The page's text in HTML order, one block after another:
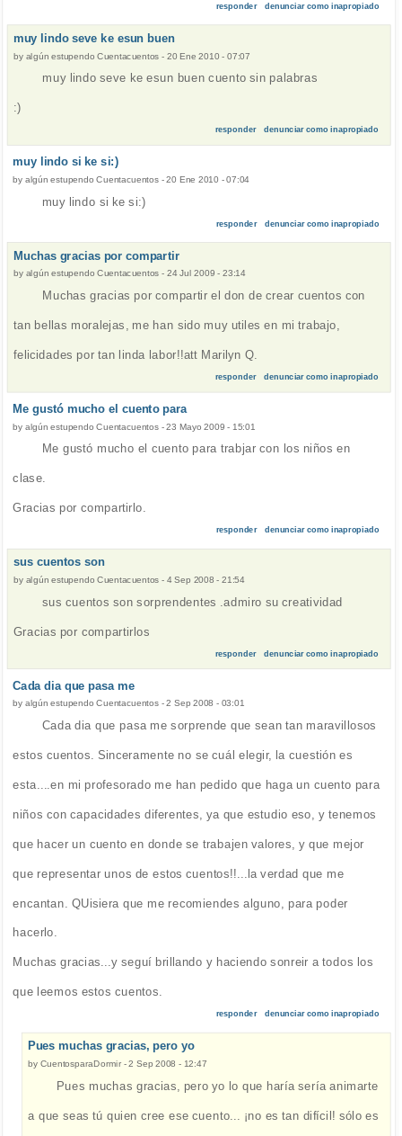
responder denunciar como inapropiado
muy lindo seve ke esun buen
by algún estupendo Cuentacuentos - 20 Ene 2010 - 07:07
muy lindo seve ke esun buen cuento sin palabras
:)
responder denunciar como inapropiado
muy lindo si ke si:)
by algún estupendo Cuentacuentos-20 Ene 2010 - 07:04
muy lindo si ke si:)
responder denunciar como inapropiado
Muchas gracias por compartir
by algún estupendo Cuentacuentos - 24 Jul 2009 - 23:14
Muchas gracias por compartir el don de crear cuentos con
tan bellas moralejas, me han sido muy utiles en mi trabajo,
felicidades por tan linda labor!!att Marilyn Q.
responder denunciar como inapropiado
Me gustó mucho el cuento para
by algún estupendo Cuentacuentos-23 Mayo 2009 - 15:01
Me gustó mucho el cuento para trabjar con los niños en
clase.
Gracias por compartirlo.
responder denunciar como inapropiado
sus cuentos son
by algún estupendo Cuentacuentos - 4 Sep 2008 - 21:54
sus cuentos son sorprendentes .admiro su creatividad
Gracias por compartirlos
responder denunciar como inapropiado
Cada dia que pasa me
by algún estupendo Cuentacuentos-2 Sep 2008 - 03:01
Cada dia que pasa me sorprende que sean tan maravillosos
estos cuentos. Sinceramente no se cuál elegir, la cuestión es
esta....en mi profesorado me han pedido que haga un cuento para
niños con capacidades diferentes, ya que estudio eso, y tenemos
que hacer un cuento en donde se trabajen valores, y que mejor
que representar unos de estos cuentos!!...la verdad que me
encantan. QUisiera que me recomiendes alguno, para poder
hacerlo.
Muchas gracias...y seguí brillando y haciendo sonreir a todos los
que leemos estos cuentos.
responder denunciar como inapropiado
Pues muchas gracias, pero yo
by CuentosparaDormir -2 Sep 2008 - 12:47
Pues muchas gracias, pero yo lo que haría sería animarte
a que seas tú quien cree ese cuento... ¡no es tan difícil! sólo es